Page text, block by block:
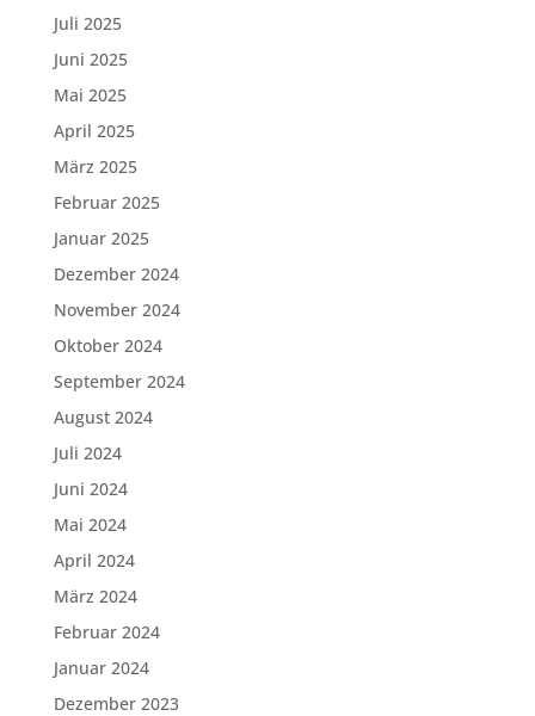
Juli 2025
Juni 2025
Mai 2025
April 2025
März 2025
Februar 2025
Januar 2025
Dezember 2024
November 2024
Oktober 2024
September 2024
August 2024
Juli 2024
Juni 2024
Mai 2024
April 2024
März 2024
Februar 2024
Januar 2024
Dezember 2023